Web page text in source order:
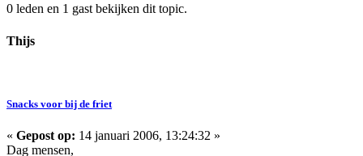
0 leden en 1 gast bekijken dit topic.
Thijs
Snacks voor bij de friet
« Gepost op: 14 januari 2006, 13:24:32 »
Dag mensen,